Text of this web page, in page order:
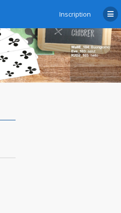
Inscription